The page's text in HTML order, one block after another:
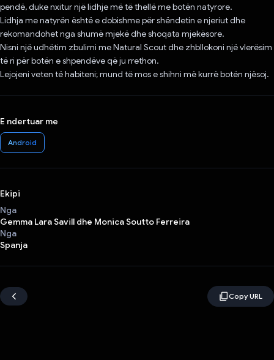
pendë, duke nxitur një lidhje më të thellë me botën natyrore.
Lidhja me natyrën është e dobishme për shëndetin e njeriut dhe
rekomandohet nga shumë mjekë dhe shoqata mjekësore.
Nisni një udhëtim zbulimi me Natural Scout dhe zhbllokoni një vlerësim
të ri për botën e shpendëve që ju rrethon.
Lejojeni veten të habiteni; mund të mos e shihni më kurrë botën njësoj.
E ndertuar me
Android
Ekipi
Nga
Gemma Lara Savill dhe Monica Soutto Ferreira
Nga
Spanja